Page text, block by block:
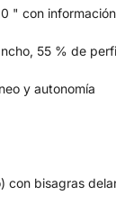
" con
55 % de
y autonomía
con bisagras